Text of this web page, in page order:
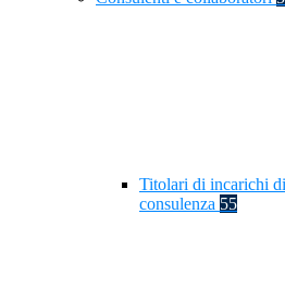
Titolari di incarichi
consulenza 55